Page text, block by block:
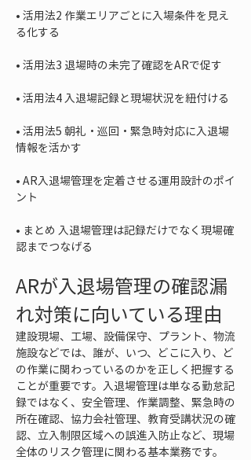
• 活用法2 作業エリアごとに入場条件を見え
•
•
• 活用法5 朝礼・巡回・緊急時対応に入退場
• AR入退場管理を定着させる運用設計のポイ
• まとめ 入退場管理は記録だけでなく現場確
認までつなげる
ARが入退場管理の確認漏
れ対策に向いている理由
建設現場、工場、設備保守、プラント、物流
施設などでは、誰が、いつ、どこに入り、ど
の作業に関わっているのかを正しく把握する
ことが重要です。入退場管理は単なる勤怠記
録ではなく、安全管理、作業調整、緊急時の
所在確認、協力会社管理、教育受講状況の確
認、立入制限区域への誤進入防止など、現場
全体のリスク管理に関わる基本業務です。